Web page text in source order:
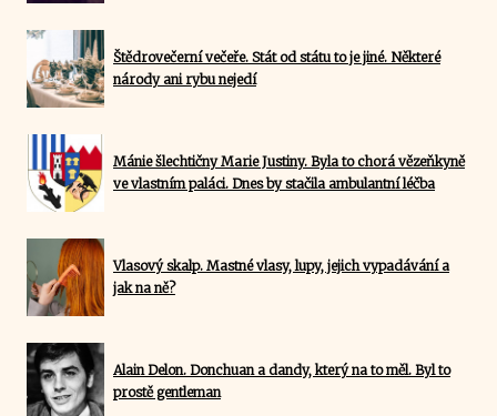
Štědrovečerní večeře. Stát od státu to je jiné. Některé
národy ani rybu nejedí
Mánie šlechtičny Marie Justiny. Byla to chorá vězeňkyně
ve vlastním paláci. Dnes by stačila ambulantní léčba
Vlasový skalp. Mastné vlasy, lupy, jejich vypadávání a
jak na ně?
Alain Delon. Donchuan a dandy, který na to měl. Byl to
prostě gentleman